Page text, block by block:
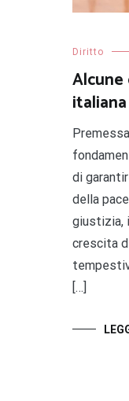
Diritto
Alcune
italiana
di
della
giustizia,
crescita
[…]